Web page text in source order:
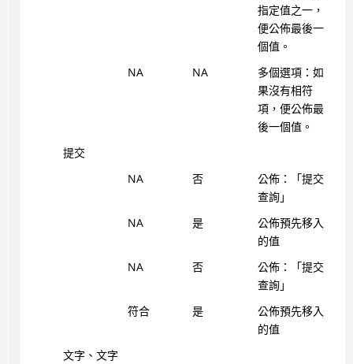
指定值之一，
便公佈最後一
個值。
NA
NA
多個選項：如
果沒有相符
項，便公佈最
後一個值。
提交
NA
否
公佈：「提交
查詢」
NA
是
公佈預先移入
的值
NA
否
公佈：「提交
查詢」
符合
是
公佈預先移入
的值
文字、文字